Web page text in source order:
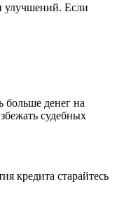
улучшений. Если
больше денег на
судебных
кредита старайтесь